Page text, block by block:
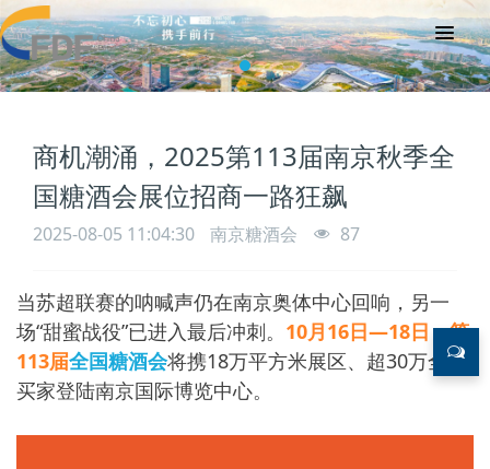
商机潮涌，2025第113届南京秋季全
国糖酒会展位招商一路狂飙
2025-08-05 11:04:30 南京糖酒会 87
当苏超联赛的呐喊声仍在南京奥体中心回响，另一
场“甜蜜战役”已进入最后冲刺。 10月16日—18日 ，第
113届全国糖酒会将携18万平方米展区、超30万全球
买家登陆南京国际博览中心。